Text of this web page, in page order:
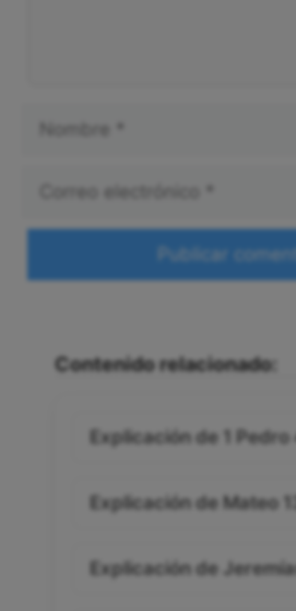
Contenido relacionado:
Explicación de 1 Pedro
Explicación de Mateo
Explicación de